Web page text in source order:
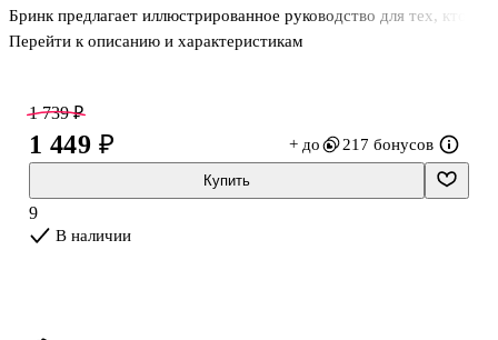
Бринк предлагает иллюстрированное руководство для тех, кто
хочет разобраться в основах метода и понять, как может
энергии в теле, и показывает, как использовать пальцы и ладони
для бережной самопомощи в домашних условиях.
О чём книга
В центре внимания — древняя японская практика, которую
Перейти к описанию и характеристикам
1 739 ₽
1 449 ₽ + до 217 бонусов
Купить
9
В наличии